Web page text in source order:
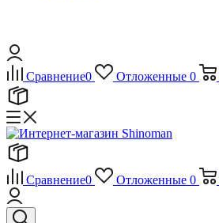
Сравнение0 Отложенные 0
Сравнение0 Отложенные 0